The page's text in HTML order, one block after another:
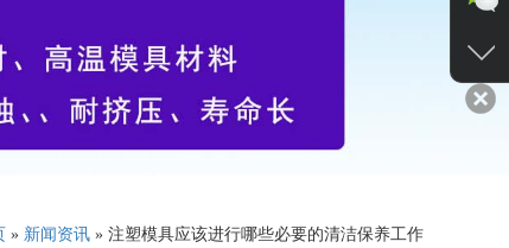
» 新闻资讯 » 注塑模具应该进行哪些必要的清洁保养工作